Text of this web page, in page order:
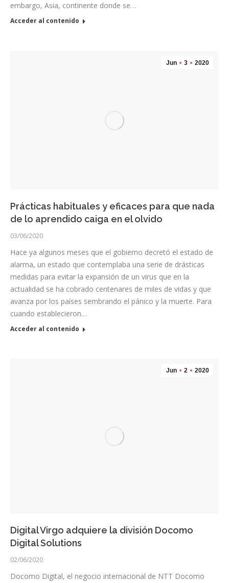
embargo, Asia, continente donde se…
Acceder al contenido
Jun 3 2020
Prácticas habituales y eficaces para que nada
de lo aprendido caiga en el olvido
03/06/2020
Hace ya algunos meses que el gobierno decretó el estado de
alarma, un estado que contemplaba una serie de drásticas
medidas para evitar la expansión de un virus que en la
actualidad se ha cobrado centenares de miles de vidas y que
avanza por los países sembrando el pánico y la muerte. Para
cuando establecieron…
Acceder al contenido
Jun 2 2020
Digital Virgo adquiere la división Docomo
Digital Solutions
02/06/2020
Docomo Digital, el negocio internacional de NTT Docomo